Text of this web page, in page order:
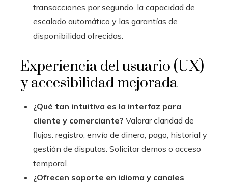
transacciones por segundo, la capacidad de
escalado automático y las garantías de
disponibilidad ofrecidas.
Experiencia del usuario (UX)
y accesibilidad mejorada
¿Qué tan intuitiva es la interfaz para
cliente y comerciante? Valorar claridad de
flujos: registro, envío de dinero, pago, historial y
gestión de disputas. Solicitar demos o acceso
temporal.
¿Ofrecen soporte en idioma y canales